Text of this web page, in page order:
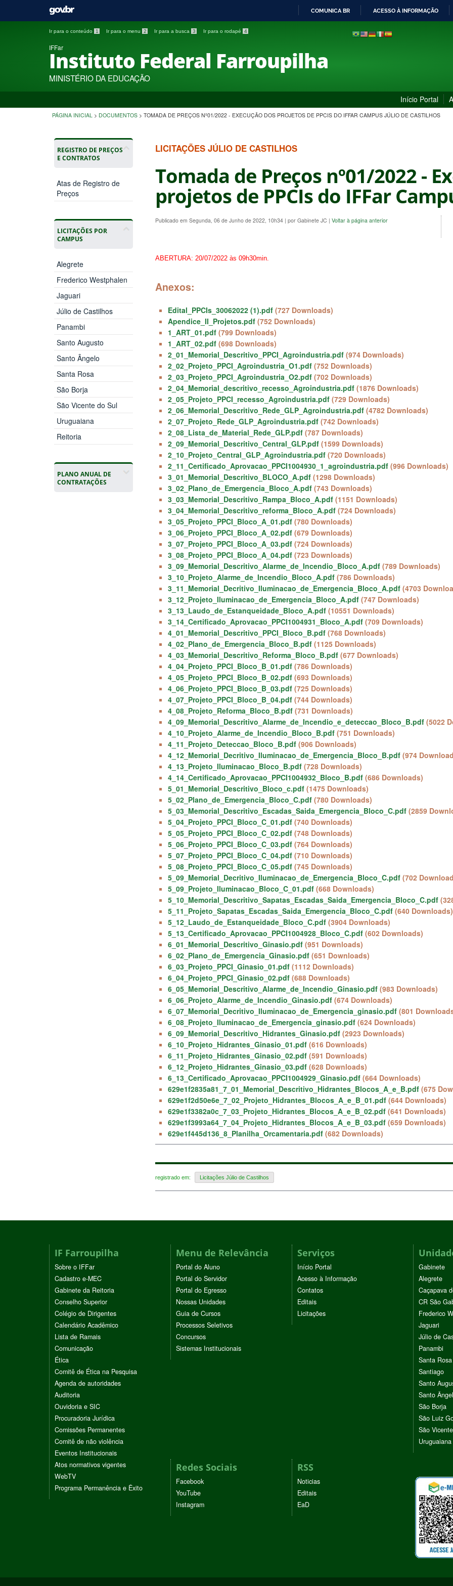
PARA
COMUNICA BR ACESSO À INFORMAÇÃO
Ir para o conteúdo 1 Ir para o menu 2 Ir para a busca 3 Ir para o rodapé 4
IFFar
Instituto Federal Farroupilha
MINISTÉRIO DA EDUCAÇÃO
Início Portal
PÁGINA INICIAL > DOCUMENTOS > TOMADA DE PREÇOS Nº01/2022 - EXECUÇÃO DOS PROJETOS DE PPCIS DO IFFAR CAMPUS JÚLIO DE CASTILHOS
REGISTRO DE PREÇOS
E CONTRATOS
Atas de Registro de
Preços
LICITAÇÕES POR
CAMPUS
Alegrete
Frederico Westphalen
Jaguari
Júlio de Castilhos
Panambi
Santo Augusto
Santo Ângelo
Santa Rosa
São Borja
São Vicente do Sul
Uruguaiana
Reitoria
PLANO ANUAL DE
CONTRATAÇÕES
LICITAÇÕES JÚLIO DE CASTILHOS
Tomada de Preços nº01/2022 -
projetos de PPCIs do IFFar
Publicado em Segunda, 06 de Junho de 2022, 10h34 | por Gabinete JC | Voltar à página anterior
ABERTURA: 20/07/2022 às 09h30min.
Anexos:
Edital_PPCIs_30062022 (1).pdf (727 Downloads)
Apendice_II_Projetos.pdf (752 Downloads)
1_ART_01.pdf (799 Downloads)
1_ART_02.pdf (698 Downloads)
2_01_Memorial_Descritivo_PPCI_Agroindustria.pdf (974 Downloads)
2_02_Projeto_PPCI_Agroindustria_O1.pdf (752 Downloads)
2_03_Projeto_PPCI_Agroindustria_O2.pdf (702 Downloads)
2_04_Memorial_descritivo_recesso_Agroindustria.pdf (1876 Downloads)
2_05_Projeto_PPCI_recesso_Agroindustria.pdf (729 Downloads)
2_06_Memorial_Descritivo_Rede_GLP_Agroindustria.pdf (4782 Downloads)
2_07_Projeto_Rede_GLP_Agroindustria.pdf (742 Downloads)
2_08_Lista_de_Material_Rede_GLP.pdf (787 Downloads)
2_09_Memorial_Descritivo_Central_GLP.pdf (1599 Downloads)
2_10_Projeto_Central_GLP_Agroindustria.pdf (720 Downloads)
2_11_Certificado_Aprovacao_PPCI1004930_1_agroindustria.pdf (996 Downloads)
3_01_Memorial_Descritivo_BLOCO_A.pdf (1298 Downloads)
3_02_Plano_de_Emergencia_Bloco_A.pdf (743 Downloads)
3_03_Memorial_Descritivo_Rampa_Bloco_A.pdf (1151 Downloads)
3_04_Memorial_Descritivo_reforma_Bloco_A.pdf (724 Downloads)
3_05_Projeto_PPCI_Bloco_A_01.pdf (780 Downloads)
3_06_Projeto_PPCI_Bloco_A_02.pdf (679 Downloads)
3_07_Projeto_PPCI_Bloco_A_03.pdf (724 Downloads)
3_08_Projeto_PPCI_Bloco_A_04.pdf (723 Downloads)
3_09_Memorial_Descritivo_Alarme_de_Incendio_Bloco_A.pdf (789 Downloads)
3_10_Projeto_Alarme_de_Incendio_Bloco_A.pdf (786 Downloads)
3_11_Memorial_Decritivo_Iluminacao_de_Emergencia_Bloco_A.pdf (4703
3_12_Projeto_Iluminacao_de_Emergencia_Bloco_A.pdf (747 Downloads)
3_13_Laudo_de_Estanqueidade_Bloco_A.pdf (10551 Downloads)
3_14_Certificado_Aprovacao_PPCI1004931_Bloco_A.pdf (709 Downloads)
4_01_Memorial_Descritivo_PPCI_Bloco_B.pdf (768 Downloads)
4_02_Plano_de_Emergencia_Bloco_B.pdf (1125 Downloads)
4_03_Memorial_Descritivo_Reforma_Bloco_B.pdf (677 Downloads)
4_04_Projeto_PPCI_Bloco_B_01.pdf (786 Downloads)
4_05_Projeto_PPCI_Bloco_B_02.pdf (693 Downloads)
4_06_Projeto_PPCI_Bloco_B_03.pdf (725 Downloads)
4_07_Projeto_PPCI_Bloco_B_04.pdf (744 Downloads)
4_08_Projeto_Reforma_Bloco_B.pdf (731 Downloads)
4_09_Memorial_Descritivo_Alarme_de_Incendio_e_deteccao_Bloco_B.pdf (5022
4_10_Projeto_Alarme_de_Incendio_Bloco_B.pdf (751 Downloads)
4_11_Projeto_Deteccao_Bloco_B.pdf (906 Downloads)
4_12_Memorial_Decritivo_Iluminacao_de_Emergencia_Bloco_B.pdf (974
4_13_Projeto_Iluminacao_Bloco_B.pdf (728 Downloads)
4_14_Certificado_Aprovacao_PPCI1004932_Bloco_B.pdf (686 Downloads)
5_01_Memorial_Descritivo_Bloco_c.pdf (1475 Downloads)
5_02_Plano_de_Emergencia_Bloco_C.pdf (780 Downloads)
5_03_Memorial_Descritivo_Escadas_Saida_Emergencia_Bloco_C.pdf (2859
5_04_Projeto_PPCI_Bloco_C_01.pdf (740 Downloads)
5_05_Projeto_PPCI_Bloco_C_02.pdf (748 Downloads)
5_06_Projeto_PPCI_Bloco_C_03.pdf (764 Downloads)
5_07_Projeto_PPCI_Bloco_C_04.pdf (710 Downloads)
5_08_Projeto_PPCI_Bloco_C_05.pdf (745 Downloads)
5_09_Memorial_Decritivo_Iluminacao_de_Emergencia_Bloco_C.pdf (702
5_09_Projeto_Iluminacao_Bloco_C_01.pdf (668 Downloads)
5_10_Memorial_Descritivo_Sapatas_Escadas_Saida_Emergencia_Bloco_C.pdf
5_11_Projeto_Sapatas_Escadas_Saida_Emergencia_Bloco_C.pdf (640 Downloads)
5_12_Laudo_de_Estanqueidade_Bloco_C.pdf (3904 Downloads)
5_13_Certificado_Aprovacao_PPCI1004928_Bloco_C.pdf (602 Downloads)
6_01_Memorial_Descritivo_Ginasio.pdf (951 Downloads)
6_02_Plano_de_Emergencia_Ginasio.pdf (651 Downloads)
6_03_Projeto_PPCI_Ginasio_01.pdf (1112 Downloads)
6_04_Projeto_PPCI_Ginasio_02.pdf (688 Downloads)
6_05_Memorial_Descritivo_Alarme_de_Incendio_Ginasio.pdf (983 Downloads)
6_06_Projeto_Alarme_de_Incendio_Ginasio.pdf (674 Downloads)
6_07_Memorial_Decritivo_Iluminacao_de_Emergencia_ginasio.pdf (801
6_08_Projeto_Iluminacao_de_Emergencia_ginasio.pdf (624 Downloads)
6_09_Memorial_Descritivo_Hidrantes_Ginasio.pdf (2923 Downloads)
6_10_Projeto_Hidrantes_Ginasio_01.pdf (616 Downloads)
6_11_Projeto_Hidrantes_Ginasio_02.pdf (591 Downloads)
6_12_Projeto_Hidrantes_Ginasio_03.pdf (628 Downloads)
6_13_Certificado_Aprovacao_PPCI1004929_Ginasio.pdf (664 Downloads)
629e1f2835a81_7_01_Memorial_Descritivo_Hidrantes_Blocos_A_e_B.pdf (675
629e1f2d50e6e_7_02_Projeto_Hidrantes_Blocos_A_e_B_01.pdf (644 Downloads)
629e1f3382a0c_7_03_Projeto_Hidrantes_Blocos_A_e_B_02.pdf (641 Downloads)
629e1f3993a64_7_04_Projeto_Hidrantes_Blocos_A_e_B_03.pdf (659 Downloads)
629e1f445d136_8_Planilha_Orcamentaria.pdf (682 Downloads)
registrado em: Licitações Júlio de Castilhos
IF Farroupilha
Sobre o IFFar
Cadastro e-MEC
Gabinete da Reitoria
Conselho Superior
Colégio de Dirigentes
Calendário Acadêmico
Lista de Ramais
Comunicação
Ética
Comitê de Ética na Pesquisa
Agenda de autoridades
Auditoria
Ouvidoria e SIC
Procuradoria Jurídica
Comissões Permanentes
Comitê de não violência
Eventos Institucionais
Atos normativos vigentes
WebTV
Programa Permanência e Êxito
Menu de Relevância
Portal do Aluno
Portal do Servidor
Portal do Egresso
Nossas Unidades
Guia de Cursos
Processos Seletivos
Concursos
Sistemas Institucionais
Serviços
Início Portal
Acesso à Informação
Contatos
Editais
Licitações
Gabinete
Alegrete
Caçapava
CR São
Frederico
Jaguari
Júlio de
Panambi
Santa Rosa
Santiago
Santo
Santo
São Borja
São Luiz
São
Uruguaiana
Redes Sociais
Facebook
YouTube
Instagram
RSS
Noticias
Editais
EaD